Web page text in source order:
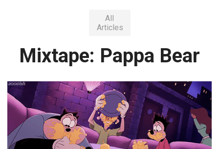
All
Articles
Mixtape: Pappa Bear